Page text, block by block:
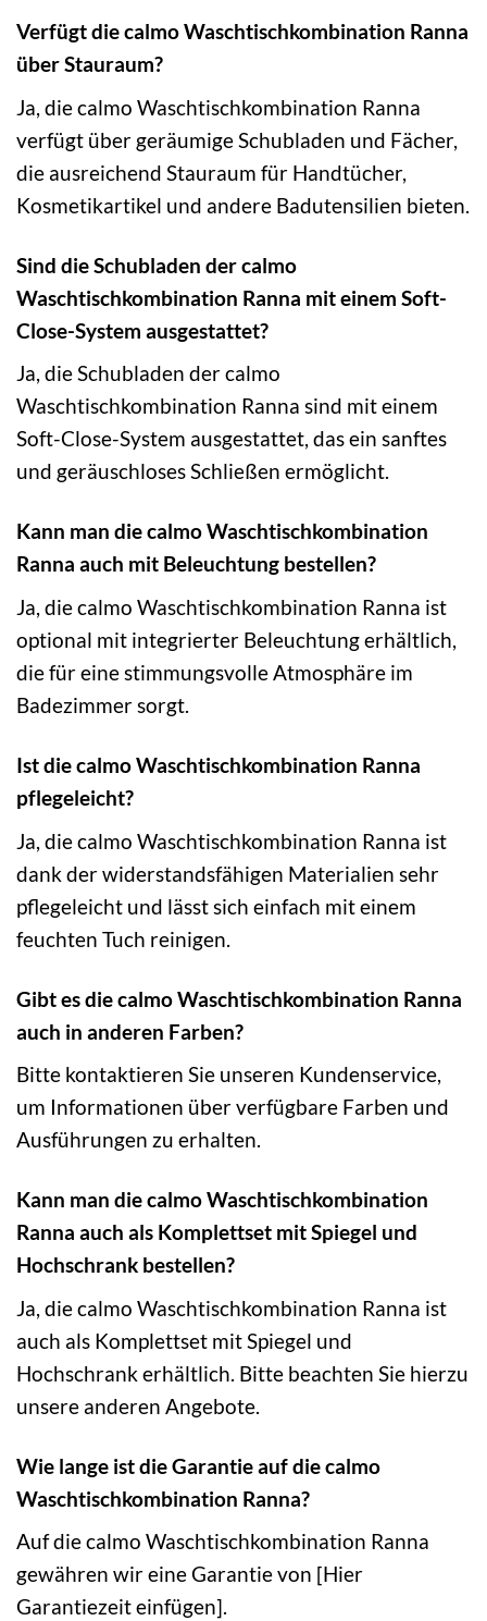
Verfügt die calmo Waschtischkombination Ranna
über Stauraum?
Ja, die calmo Waschtischkombination Ranna
verfügt über geräumige Schubladen und Fächer,
die ausreichend Stauraum für Handtücher,
Kosmetikartikel und andere Badutensilien bieten.
Sind die Schubladen der calmo
Waschtischkombination Ranna mit einem Soft-
Close-System ausgestattet?
Ja, die Schubladen der calmo
Waschtischkombination Ranna sind mit einem
Soft-Close-System ausgestattet, das ein sanftes
und geräuschloses Schließen ermöglicht.
Kann man die calmo Waschtischkombination
Ranna auch mit Beleuchtung bestellen?
Ja, die calmo Waschtischkombination Ranna ist
optional mit integrierter Beleuchtung erhältlich,
die für eine stimmungsvolle Atmosphäre im
Badezimmer sorgt.
Ist die calmo Waschtischkombination Ranna
pflegeleicht?
Ja, die calmo Waschtischkombination Ranna ist
dank der widerstandsfähigen Materialien sehr
pflegeleicht und lässt sich einfach mit einem
feuchten Tuch reinigen.
Gibt es die calmo Waschtischkombination Ranna
auch in anderen Farben?
Bitte kontaktieren Sie unseren Kundenservice,
um Informationen über verfügbare Farben und
Ausführungen zu erhalten.
Kann man die calmo Waschtischkombination
Ranna auch als Komplettset mit Spiegel und
Hochschrank bestellen?
Ja, die calmo Waschtischkombination Ranna ist
auch als Komplettset mit Spiegel und
Hochschrank erhältlich. Bitte beachten Sie hierzu
unsere anderen Angebote.
Wie lange ist die Garantie auf die calmo
Waschtischkombination Ranna?
Auf die calmo Waschtischkombination Ranna
gewähren wir eine Garantie von [Hier
Garantiezeit einfügen].